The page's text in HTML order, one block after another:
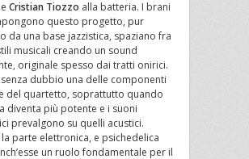
Cristian Tiozzo alla batteria. I brani
questo progetto, pur
da una base jazzistica, spaziano fra
musicali creando un sound
originale spesso dai tratti onirici.
dubbio una delle componenti
del quartetto, soprattutto quando
diventa più potente e i suoni
prevalgono su quelli acustici.
parte elettronica, e psichedelica
un ruolo fondamentale per il